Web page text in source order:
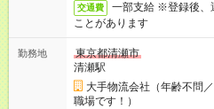
交通費
一部支給 ※登録後、
ことがあります
勤務地
東京都清瀬市
清瀬駅
大手物流会社（年齢不問
職場です！）